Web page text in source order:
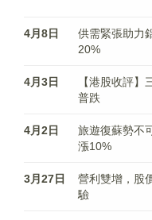
4月8日
供需緊張助力
20%
4月3日
【港股收評
普跌
4月2日
旅遊復蘇勢不
漲10%
3月27日
營利雙增，股
驗